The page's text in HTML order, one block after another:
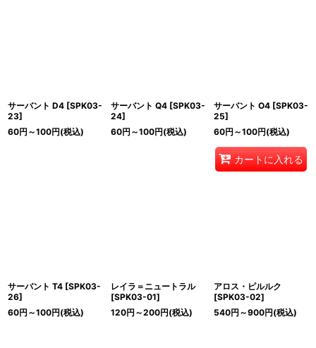
サーバント D4 [SPK03-
23]
60円 ～100円(税込)
サーバント Q4 [SPK03-
24]
60円 ～100円(税込)
サーバント O4 [SPK03-
25]
60円 ～100円(税込)
カートに入れる
サーバント T4 [SPK03-
26]
60円 ～100円(税込)
レイラ＝ニュートラル
[SPK03-01]
120円 ～200円(税込)
アロス・ピルルク
[SPK03-02]
540円 ～900円(税込)